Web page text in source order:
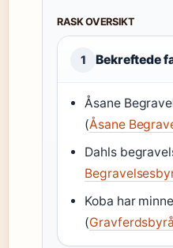
RASK OVERSIKT
1 Bekreftede
Åsane
(Åsane
Dahls
Koba har
(